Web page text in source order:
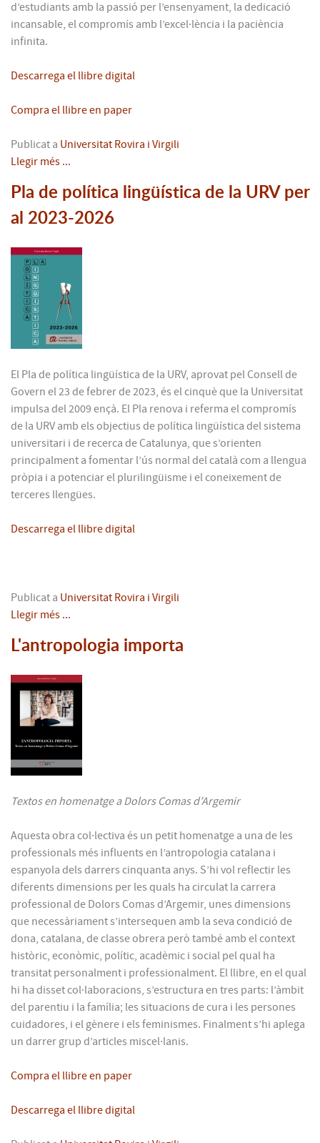
d’estudiants amb la passió per l’ensenyament, la dedicació
incansable, el compromís amb l’excel·lència i la paciència
infinita.
Descarrega el llibre digital
Compra el llibre en paper
Publicat a Universitat Rovira i Virgili
Llegir més ...
Pla de política lingüística de la URV per
al 2023-2026
El Pla de política lingüística de la URV, aprovat pel Consell de
Govern el 23 de febrer de 2023, és el cinquè que la Universitat
impulsa del 2009 ençà. El Pla renova i referma el compromís
de la URV amb els objectius de política lingüística del sistema
universitari i de recerca de Catalunya, que s’orienten
principalment a fomentar l’ús normal del català com a llengua
pròpia i a potenciar el plurilingüisme i el coneixement de
terceres llengües.
Descarrega el llibre digital
Publicat a Universitat Rovira i Virgili
Llegir més ...
L'antropologia importa
Textos en homenatge a Dolors Comas d’Argemir
Aquesta obra col·lectiva és un petit homenatge a una de les
professionals més influents en l’antropologia catalana i
espanyola dels darrers cinquanta anys. S’hi vol reflectir les
diferents dimensions per les quals ha circulat la carrera
professional de Dolors Comas d’Argemir, unes dimensions
que necessàriament s’intersequen amb la seva condició de
dona, catalana, de classe obrera però també amb el context
històric, econòmic, polític, acadèmic i social pel qual ha
transitat personalment i professionalment. El llibre, en el qual
hi ha disset col·laboracions, s’estructura en tres parts: l’àmbit
del parentiu i la família; les situacions de cura i les persones
cuidadores, i el gènere i els feminismes. Finalment s’hi aplega
un darrer grup d’articles miscel·lanis.
Compra el llibre en paper
Descarrega el llibre digital